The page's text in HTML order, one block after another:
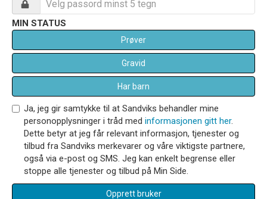
MIN STATUS
Prøver
Gravid
Har barn
Ja, jeg gir samtykke til at Sandviks behandler mine
personopplysninger i tråd med informasjonen gitt her.
Dette betyr at jeg får relevant informasjon, tjenester og
tilbud fra Sandviks merkevarer og våre viktigste partnere,
også via e-post og SMS. Jeg kan enkelt begrense eller
stoppe alle tjenester og tilbud på Min Side.
Opprett bruker